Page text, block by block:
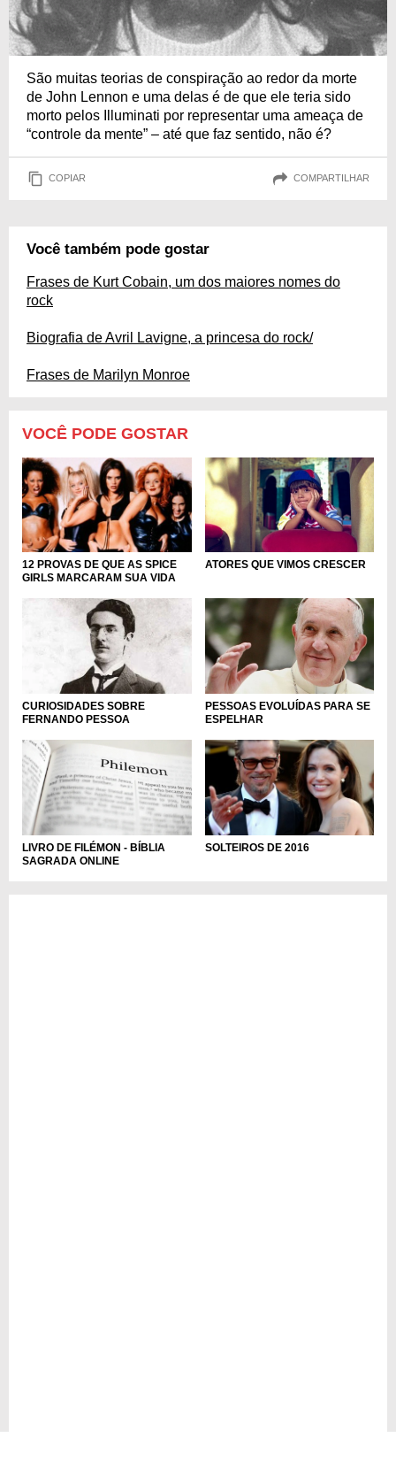
São muitas teorias de conspiração ao redor da morte
de John Lennon e uma delas é de que ele teria sido
morto pelos Illuminati por representar uma ameaça de
“controle da mente” – até que faz sentido, não é?
COPIAR COMPARTILHAR
Você também pode gostar
Frases de Kurt Cobain, um dos maiores nomes do
rock
Biografia de Avril Lavigne, a princesa do rock/
Frases de Marilyn Monroe
VOCÊ PODE GOSTAR
12 PROVAS DE QUE AS SPICE
GIRLS MARCARAM SUA VIDA
ATORES QUE VIMOS CRESCER
CURIOSIDADES SOBRE
FERNANDO PESSOA
PESSOAS EVOLUÍDAS PARA SE
ESPELHAR
LIVRO DE FILÉMON - BÍBLIA
SAGRADA ONLINE
SOLTEIROS DE 2016